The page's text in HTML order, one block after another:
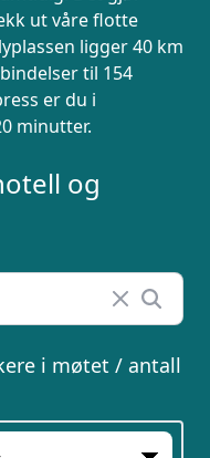
ut våre flotte
ligger 40 km
til 154
er du i
minutter.
og
i møtet / antall
Send
få svar, eller
15 15.